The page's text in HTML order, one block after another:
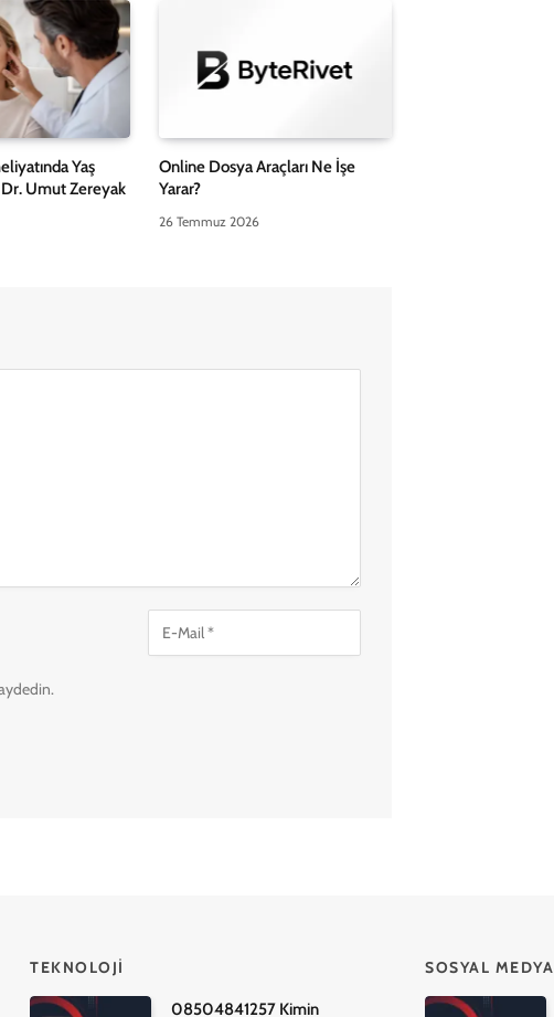
Yaş
Dr. Umut Zereyak
Online Dosya Araçları Ne İşe
Yarar?
26 Temmuz 2026
TEKNOLOJI
08504841257 Kimin
SOSYAL MEDYA